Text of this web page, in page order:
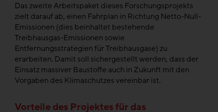
Das zweite Arbeitspaket dieses Forschungsprojekts
zielt darauf ab, einen Fahrplan in Richtung Netto-Null-
Emissionen (dies beinhaltet bestehende
Treibhausgas-Emissionen sowie
Entfernungsstrategien für Treibhausgase) zu
erarbeiten. Damit soll sichergestellt werden, dass der
Einsatz massiver Baustoffe auch in Zukunft mit den
Vorgaben des Klimaschutzes vereinbar ist.
Vorteile des Projektes für das